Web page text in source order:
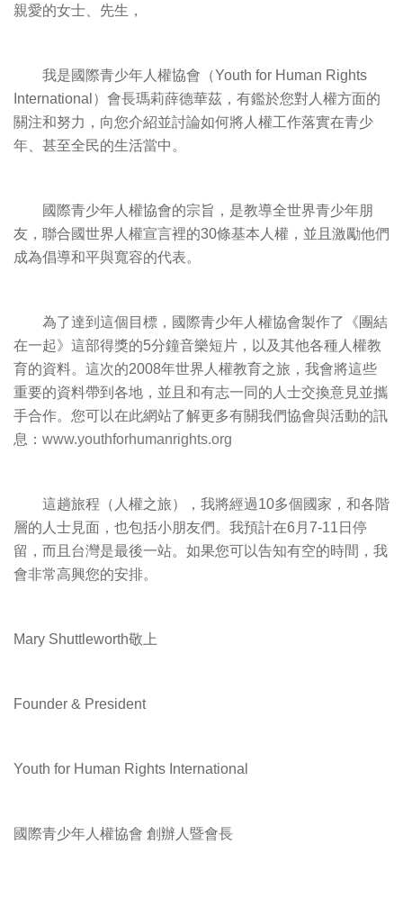
親愛的女士、先生，
我是國際青少年人權協會（Youth for Human Rights
International）會長瑪莉薛德華茲，有鑑於您對人權方面的
關注和努力，向您介紹並討論如何將人權工作落實在青少
年、甚至全民的生活當中。
國際青少年人權協會的宗旨，是教導全世界青少年朋
友，聯合國世界人權宣言裡的30條基本人權，並且激勵他們
成為倡導和平與寬容的代表。
為了達到這個目標，國際青少年人權協會製作了《團結
在一起》這部得獎的5分鐘音樂短片，以及其他各種人權教
育的資料。這次的2008年世界人權教育之旅，我會將這些
重要的資料帶到各地，並且和有志一同的人士交換意見並攜
手合作。您可以在此網站了解更多有關我們協會與活動的訊
息： www.youthforhumanrights.org
這趟旅程（人權之旅），我將經過10多個國家，和各階
層的人士見面，也包括小朋友們。我預計在6月7-11日停
留，而且台灣是最後一站。如果您可以告知有空的時間，我
會非常高興您的安排。
Mary Shuttleworth敬上
Founder & President
Youth for Human Rights International
國際青少年人權協會 創辦人暨會長